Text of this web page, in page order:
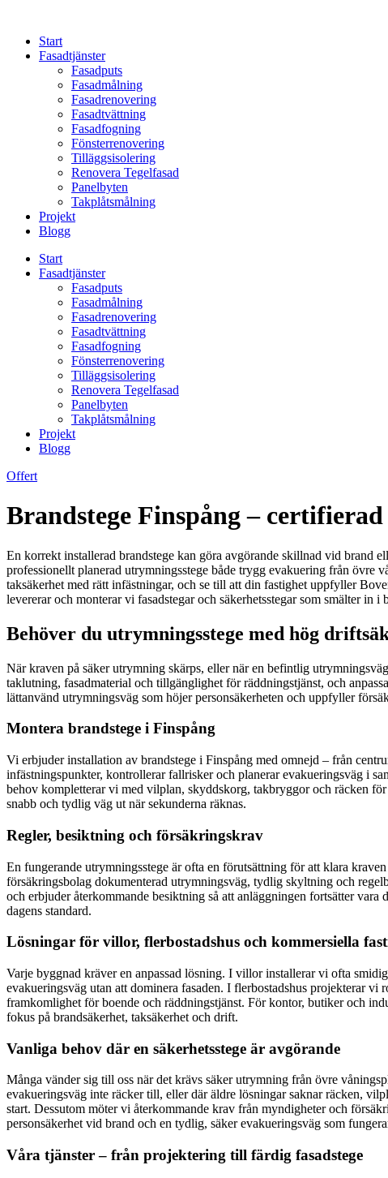
contentStart
Fasadtjänster
Fasadputs
Fasadmålning
Fasadrenovering
Fasadtvättning
Fasadfogning
Fönsterrenovering
Tilläggsisolering
Renovera Tegelfasad
Panelbyten
Takplåtsmålning
Projekt
Blogg
Start
Fasadtjänster
Fasadputs
Fasadmålning
Fasadrenovering
Fasadtvättning
Fasadfogning
Fönsterrenovering
Tilläggsisolering
Renovera Tegelfasad
Panelbyten
Takplåtsmålning
Projekt
Blogg
Offert
Brandstege Finspång –
En korrekt installerad brandstege kan göra avgörande skillnad vid brand
professionellt planerad utrymningsstege både trygg evakuering från övre
taksäkerhet med rätt infästningar, och se till att din fastighet uppfyller
levererar och monterar vi fasadstegar och säkerhetsstegar som smälter
Behöver du utrymningsstege med hög
När kraven på säker utrymning skärps, eller när en befintlig
taklutning, fasadmaterial och tillgänglighet för räddningstjänst, och
lättanvänd utrymningsväg som höjer personsäkerheten och uppfyller
Montera brandstege i Finspång
Vi erbjuder installation av brandstege i Finspång med omnejd – från
infästningspunkter, kontrollerar fallrisker och planerar evakueringsväg i
behov kompletterar vi med vilplan, skyddskorg, takbryggor och räcken
snabb och tydlig väg ut när sekunderna räknas.
Regler, besiktning och försäkringskrav
En fungerande utrymningsstege är ofta en förutsättning för att klara
försäkringsbolag dokumenterad utrymningsväg, tydlig skyltning och
och erbjuder återkommande besiktning så att anläggningen fortsätter
dagens standard.
Lösningar för villor, flerbostadshus och kommersiella
Varje byggnad kräver en anpassad lösning. I villor installerar vi ofta
evakueringsväg utan att dominera fasaden. I flerbostadshus projekterar
framkomlighet för boende och räddningstjänst. För kontor, butiker och
fokus på brandsäkerhet, taksäkerhet och drift.
Vanliga behov där en säkerhetsstege är avgörande
Många vänder sig till oss när det krävs säker utrymning från övre
evakueringsväg inte räcker till, eller där äldre lösningar saknar räcken,
start. Dessutom möter vi återkommande krav från myndigheter och
personsäkerhet vid brand och en tydlig, säker evakueringsväg som
Våra tjänster – från projektering till färdig fasadstege